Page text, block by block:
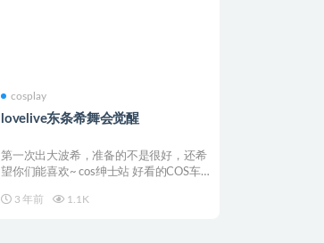
cosplay
lovelive东条希舞会觉醒
第一次出大波希，准备的不是很好，还希
望你们能喜欢~ cos绅士站 好看的COS车
3 年前
1.1K